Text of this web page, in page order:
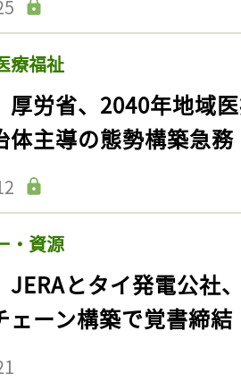
療福祉
厚労省、2040年地域
体主導の態勢構築急務
・資源
JERAとタイ発電公社
ェーン構築で覚書締結